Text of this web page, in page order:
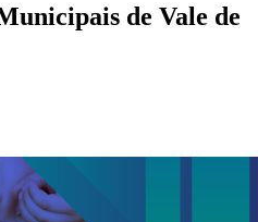
de Vale de